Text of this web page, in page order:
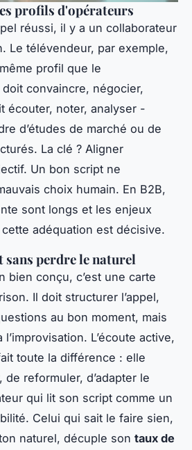
profils d'opérateurs
réussi, il y a un collaborateur
Le télévendeur, par exemple,
profil que le
doit convaincre, négocier,
écouter, noter, analyser -
d’études de marché ou de
La clé ? Aligner
Un bon script ne
choix humain. En B2B,
sont longs et les enjeux
adéquation est décisive.
perdre le naturel
bien conçu, c’est une carte
Il doit structurer l’appel,
au bon moment, mais
L’écoute active,
toute la différence : elle
reformuler, d’adapter le
qui lit son script comme un
Celui qui sait le faire sien,
naturel, décuple son taux de